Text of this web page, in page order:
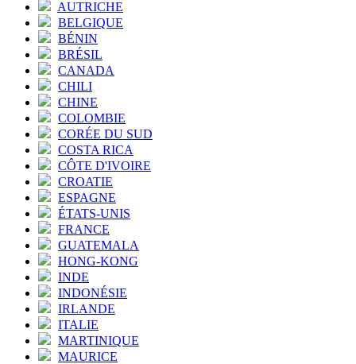
AUTRICHE
BELGIQUE
BÉNIN
BRÉSIL
CANADA
CHILI
CHINE
COLOMBIE
CORÉE DU SUD
COSTA RICA
CÔTE D'IVOIRE
CROATIE
ESPAGNE
ÉTATS-UNIS
FRANCE
GUATEMALA
HONG-KONG
INDE
INDONÉSIE
IRLANDE
ITALIE
MARTINIQUE
MAURICE